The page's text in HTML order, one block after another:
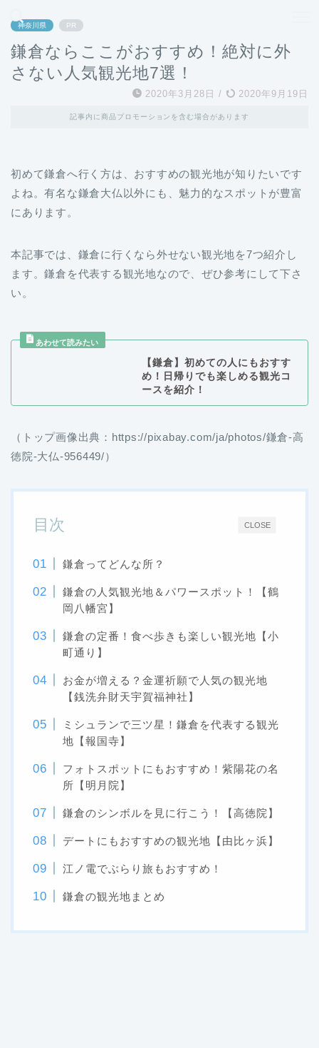
神奈川県 PR
鎌倉ならここがおすすめ！絶対に外
さない人気観光地7選！
2020年3月28日 / 2020年9月19日
記事内に商品プロモーションを含む場合があります
初めて鎌倉へ行く方は、おすすめの観光地が知りたいです
よね。有名な鎌倉大仏以外にも、魅力的なスポットが豊富
にあります。
本記事では、鎌倉に行くなら外せない観光地を7つ紹介し
ます。鎌倉を代表する観光地なので、ぜひ参考にして下さ
い。
【鎌倉】初めての人にもおすす
め！日帰りでも楽しめる観光コ
ースを紹介！
（トップ画像出典：https://pixabay.com/ja/photos/鎌倉-高
徳院-大仏-956449/）
CLOSE
目次
鎌倉ってどんな所？
鎌倉の人気観光地＆パワースポット！【鶴
岡八幡宮】
鎌倉の定番！食べ歩きも楽しい観光地【小
町通り】
お金が増える？金運祈願で人気の観光地
【銭洗弁財天宇賀福神社】
ミシュランで三ツ星！鎌倉を代表する観光
地【報国寺】
フォトスポットにもおすすめ！紫陽花の名
所【明月院】
鎌倉のシンボルを見に行こう！【高徳院】
デートにもおすすめの観光地【由比ヶ浜】
江ノ電でぶらり旅もおすすめ！
鎌倉の観光地まとめ